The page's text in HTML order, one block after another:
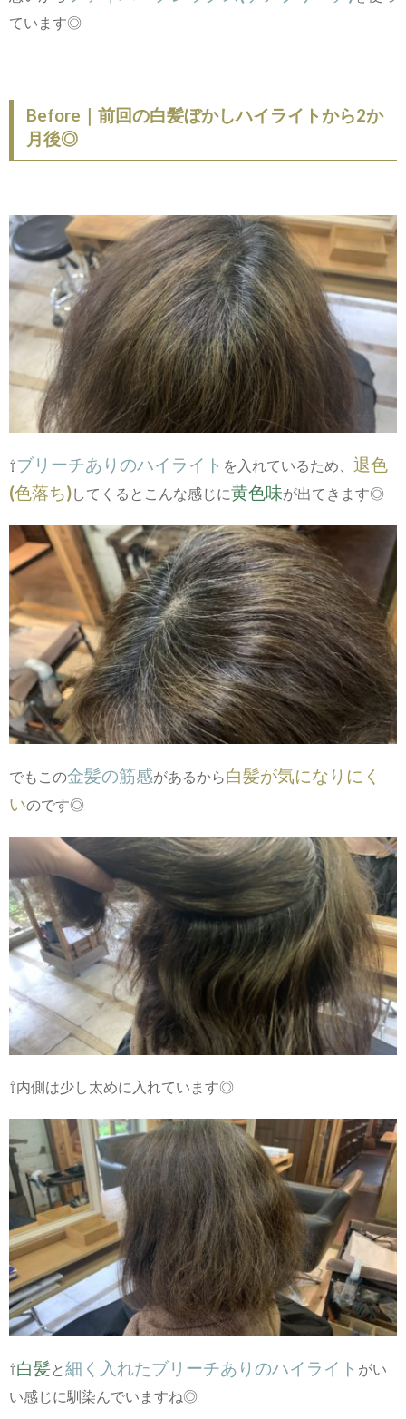
ています◎
Before｜前回の白髪ぼかしハイライトから2か
月後◎
⇧ブリーチありのハイライト を入れているため、 退色
(色落ち)してくるとこんな感じに黄色味が出てきます◎
でもこの金髪の筋感があるから白髪が気になりにく
いのです◎
⇧内側は少し太めに入れています◎
⇧白髪と細く入れたブリーチありのハイライト がい
い感じに馴染んでいますね◎